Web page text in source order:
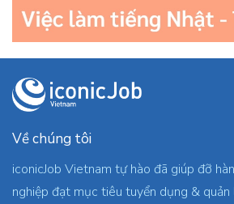
Về chúng tôi
iconicJob Vietnam tự hào đã giúp đỡ
nghiệp đạt mục tiêu tuyển dụng &